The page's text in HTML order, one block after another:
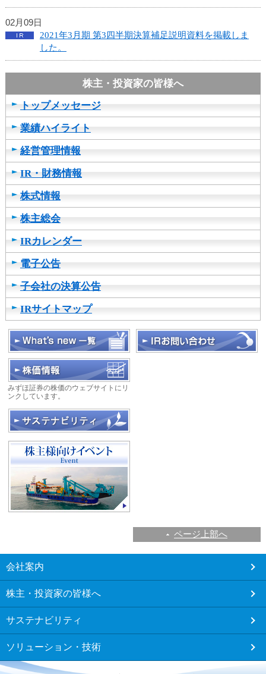
02月09日
2021年3月期 第3四半期決算補足説明資料を掲載しま
した。
トップメッセージ
業績ハイライト
経営管理情報
IR・財務情報
株式情報
株主総会
IRカレンダー
電子公告
子会社の決算公告
IRサイトマップ
みずほ証券の株価のウェブサイトにリ
ンクしています。
ページ上部へ
こ
ら
フ
ッ
タ
ー
メ
ニ
会社案内
株主・投資家の皆様へ
サステナビリティ
ソリューション・技術